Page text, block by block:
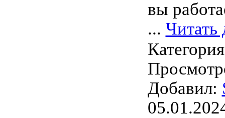
вы
... Читать
Добавил: